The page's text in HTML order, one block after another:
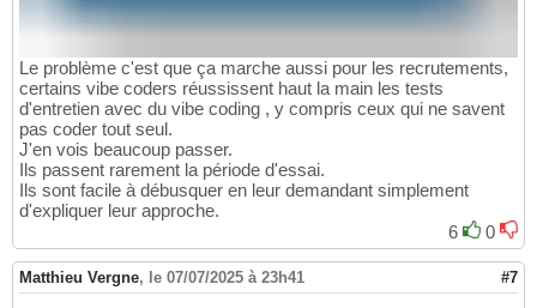
Le problème c'est que ça marche aussi pour les recrutements,
certains vibe coders réussissent haut la main les tests
d'entretien avec du vibe coding , y compris ceux qui ne savent
pas coder tout seul.
J'en vois beaucoup passer.
Ils passent rarement la période d'essai.
Ils sont facile à débusquer en leur demandant simplement
d'expliquer leur approche.
6
0
Matthieu Vergne, le 07/07/2025 à 23h41 #7